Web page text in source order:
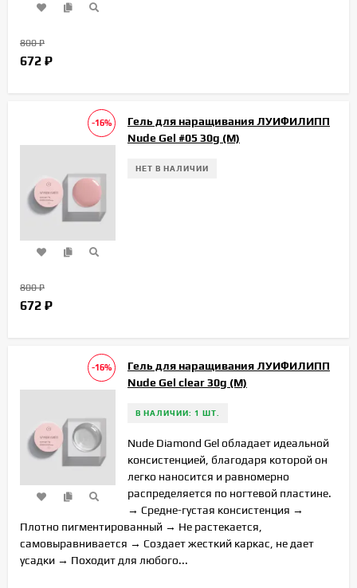
800₽
672 ₽
-16%
Гель для наращивания ЛУИФИЛИПП
Nude Gel #05 30g (М)
НЕТ В НАЛИЧИИ
800₽
672 ₽
-16%
Гель для наращивания ЛУИФИЛИПП
Nude Gel clear 30g (М)
В НАЛИЧИИ: 1 ШТ.
Nude Diamond Gel обладает идеальной
консистенцией, благодаря которой он
легко наносится и равномерно
распределяется по ногтевой пластине.
→ Средне-густая консистенция →
Плотно пигментированный → Не растекается,
самовыравнивается → Создает жесткий каркас, не дает
усадки → Походит для любого...